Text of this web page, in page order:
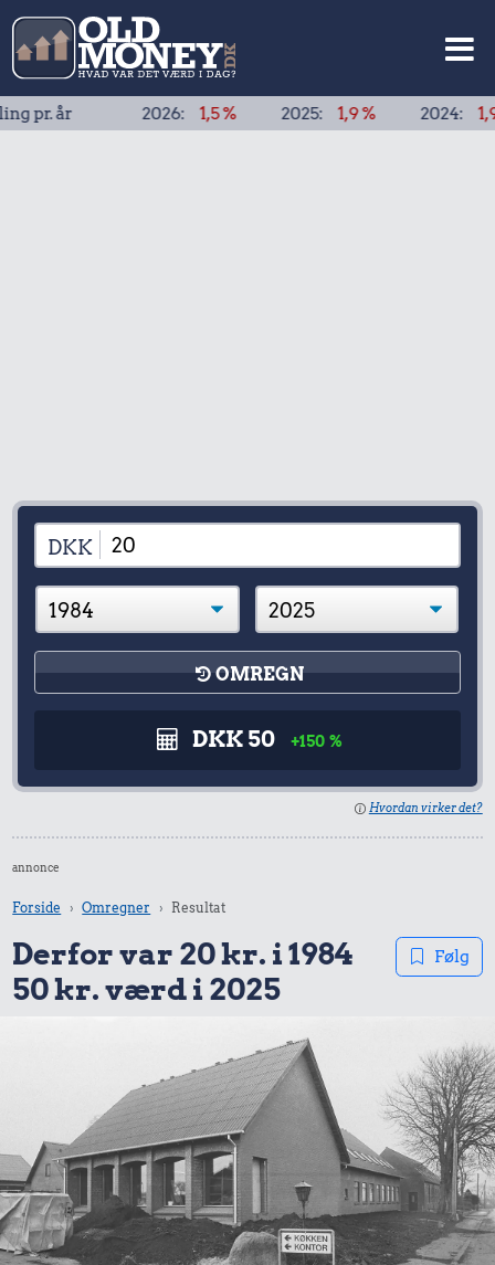
år2026: 1,5 % 2025: 1,9 % 2024: 1,9 %
DKK
OMREGN
DKK 50 +150 %
Hvordan virker det?
annonce
Forside Omregner Resultat
Derfor var 20 kr. i 1984
50 kr. værd i 2025
Følg